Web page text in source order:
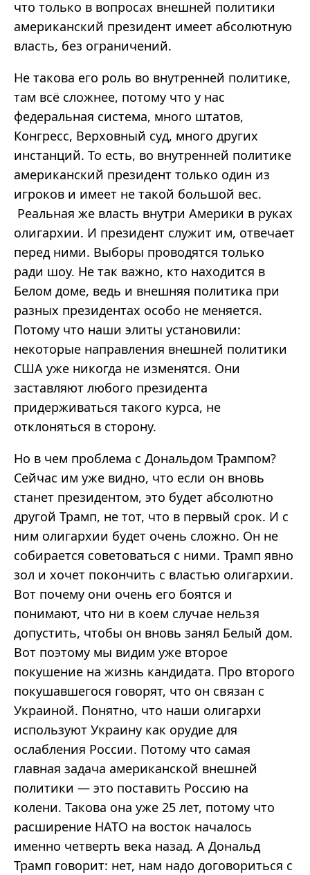
что только в вопросах внешней политики
американский президент имеет абсолютную
власть, без ограничений.
Не такова его роль во внутренней политике,
там всё сложнее, потому что у нас
федеральная система, много штатов,
Конгресс, Верховный суд, много других
инстанций. То есть, во внутренней политике
американский президент только один из
игроков и имеет не такой большой вес.
Реальная же власть внутри Америки в руках
олигархии. И президент служит им, отвечает
перед ними. Выборы проводятся только
ради шоу. Не так важно, кто находится в
Белом доме, ведь и внешняя политика при
разных президентах особо не меняется.
Потому что наши элиты установили:
некоторые направления внешней политики
США уже никогда не изменятся. Они
заставляют любого президента
придерживаться такого курса, не
отклоняться в сторону.
Но в чем проблема с Дональдом Трампом?
Сейчас им уже видно, что если он вновь
станет президентом, это будет абсолютно
другой Трамп, не тот, что в первый срок. И с
ним олигархии будет очень сложно. Он не
собирается советоваться с ними. Трамп явно
зол и хочет покончить с властью олигархии.
Вот почему они очень его боятся и
понимают, что ни в коем случае нельзя
допустить, чтобы он вновь занял Белый дом.
Вот поэтому мы видим уже второе
покушение на жизнь кандидата. Про второго
покушавшегося говорят, что он связан с
Украиной. Понятно, что наши олигархи
используют Украину как орудие для
ослабления России. Потому что самая
главная задача американской внешней
политики — это поставить Россию на
колени. Такова она уже 25 лет, потому что
расширение НАТО на восток началось
именно четверть века назад. А Дональд
Трамп говорит: нет, нам надо договориться с